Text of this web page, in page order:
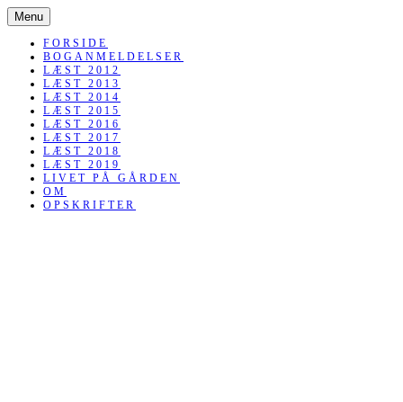
Menu SKIP
TO
CONTENT
FORSIDE
BOGANMELDELSER
LÆST 2012
LÆST 2013
LÆST 2014
LÆST 2015
LÆST 2016
LÆST 2017
LÆST 2018
LÆST 2019
LIVET PÅ GÅRDEN
OM
OPSKRIFTER